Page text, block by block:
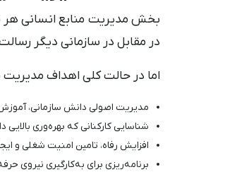
بخش مدیریت منابع انسانی هر
در مقابل در سازمانی دیگر
اما در حالت کلی اهداف مدیریت
مدیریت اصولی دانش سازمانی،
شناسایی کارکنانی که بهره‌وری بالایی
افزایش رفاه، تامین امنیت شغلی و
برنامه‌ریزی برای به‌کارگیری نیروی